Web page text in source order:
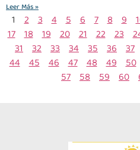
Leer Más »
1 2 3 4 5 6 7 8 9
17 18 19 20 21 22 23
31 32 33 34 35 36 37
44 45 46 47 48 49 50
57 58 59 60